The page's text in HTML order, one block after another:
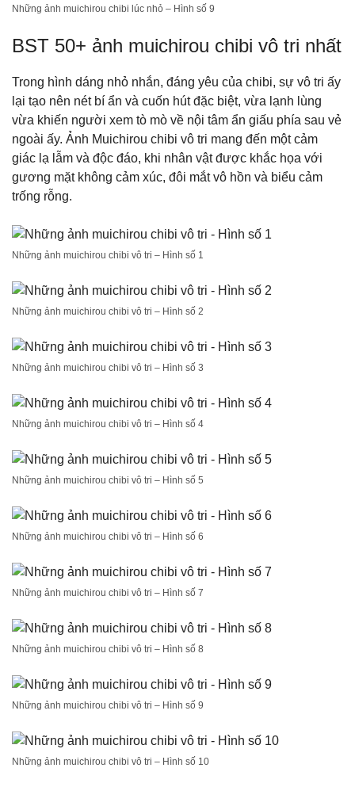
Những ảnh muichirou chibi lúc nhỏ – Hình số 9
BST 50+ ảnh muichirou chibi vô tri nhất
Trong hình dáng nhỏ nhắn, đáng yêu của chibi, sự vô tri ấy
lại tạo nên nét bí ẩn và cuốn hút đặc biệt, vừa lạnh lùng
vừa khiến người xem tò mò về nội tâm ẩn giấu phía sau vẻ
ngoài ấy. Ảnh Muichirou chibi vô tri mang đến một cảm
giác lạ lẫm và độc đáo, khi nhân vật được khắc họa với
gương mặt không cảm xúc, đôi mắt vô hồn và biểu cảm
trống rỗng.
Những ảnh muichirou chibi vô tri – Hình số 1
Những ảnh muichirou chibi vô tri – Hình số 2
Những ảnh muichirou chibi vô tri – Hình số 3
Những ảnh muichirou chibi vô tri – Hình số 4
Những ảnh muichirou chibi vô tri – Hình số 5
Những ảnh muichirou chibi vô tri – Hình số 6
Những ảnh muichirou chibi vô tri – Hình số 7
Những ảnh muichirou chibi vô tri – Hình số 8
Những ảnh muichirou chibi vô tri – Hình số 9
Những ảnh muichirou chibi vô tri – Hình số 10